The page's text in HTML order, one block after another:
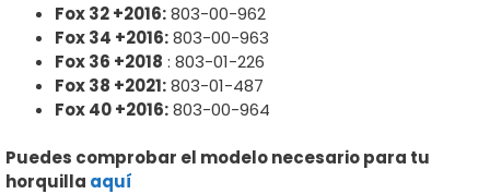
Fox 32 +2016:803-00-962
Fox 34 +2016:803-00-963
Fox 36 +2018 : 803-01-226
Fox 38 +2021:803-01-487
Fox 40 +2016:803-00-964
Puedes comprobar el modelo necesario para tu
horquilla aquí